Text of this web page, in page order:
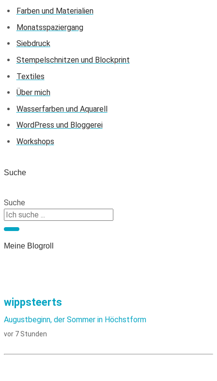
Farben und Materialien
Monatsspaziergang
Siebdruck
Stempelschnitzen und Blockprint
Textiles
Über mich
Wasserfarben und Aquarell
WordPress und Bloggerei
Workshops
Suche
Suche
Meine Blogroll
wippsteerts
Augustbeginn, der Sommer in Höchstform
vor 7 Stunden